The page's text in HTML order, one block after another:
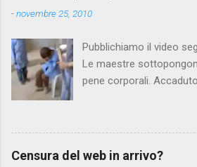
-novembre 25, 2010
Pubblichiamo il video
Le maestre
pene corporali.
Canale 5 "Forum" si è
interpellando
per fare luce sulla
Censura del web in arrivo?